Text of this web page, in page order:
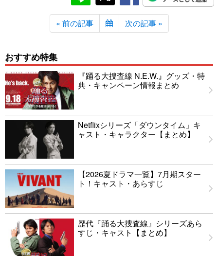
« 前の記事 次の記事 »
おすすめ特集
『踊る大捜査線 N.E.W.』グッズ・特
典・キャンペーン情報まとめ
Netflixシリーズ「ダウンタイム」キ
ャスト・キャラクター【まとめ】
【2026夏ドラマ一覧】7月期スター
ト！キャスト・あらすじ
歴代『踊る大捜査線』シリーズあら
すじ・キャスト【まとめ】